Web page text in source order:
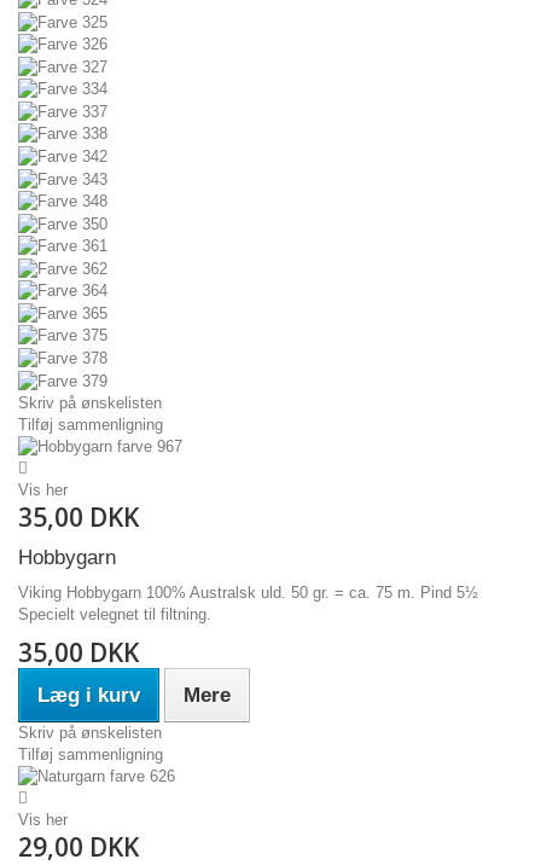
Skriv på ønskelisten
Tilføj sammenligning
Vis her
35,00 DKK
Hobbygarn
Viking Hobbygarn 100% Australsk uld. 50 gr. = ca. 75 m. Pind 5½
Specielt velegnet til filtning.
35,00 DKK
Læg i kurv Mere
Skriv på ønskelisten
Tilføj sammenligning
Vis her
29,00 DKK